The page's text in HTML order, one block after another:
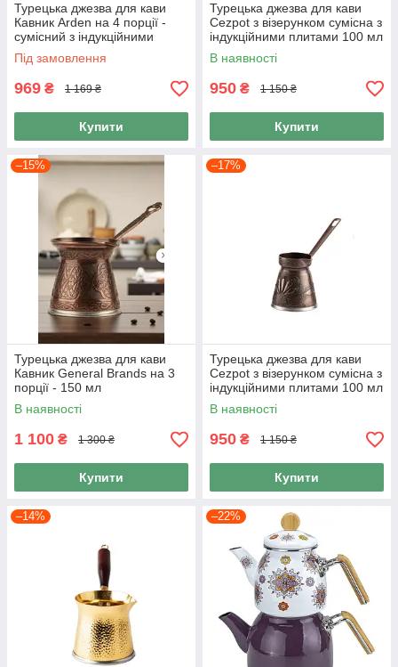
Турецька джезва для кави
Кавник Arden на 4 порції -
сумісний з індукційними
плитами, 170 мл
Під замовлення
969 ₴ 1 169 ₴
Купити
Турецька джезва для кави
Cezpot з візерунком сумісна з
індукційними плитами 100 мл
колір Золото
В наявності
950 ₴ 1 150 ₴
Купити
–15%
Турецька джезва для кави
Кавник General Brands на 3
порції - 150 мл
В наявності
1 100 ₴ 1 300 ₴
Купити
–17%
Турецька джезва для кави
Cezpot з візерунком сумісна з
індукційними плитами 100 мл
колір Мідь
В наявності
950 ₴ 1 150 ₴
Купити
–14% –22%